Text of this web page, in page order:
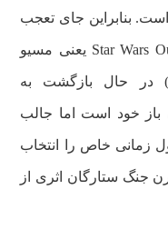
بنابراین جای تعجب
نیست که توسعه‌دهنده‌ی بازی Star Wars Outlaws یعنی مسیو
اینترتینمنت (Massive Entertainment) در حال بازگشت به
باز خود است اما جالب
زمانی خاص را انتخاب
جنگ ستارگان اثری از